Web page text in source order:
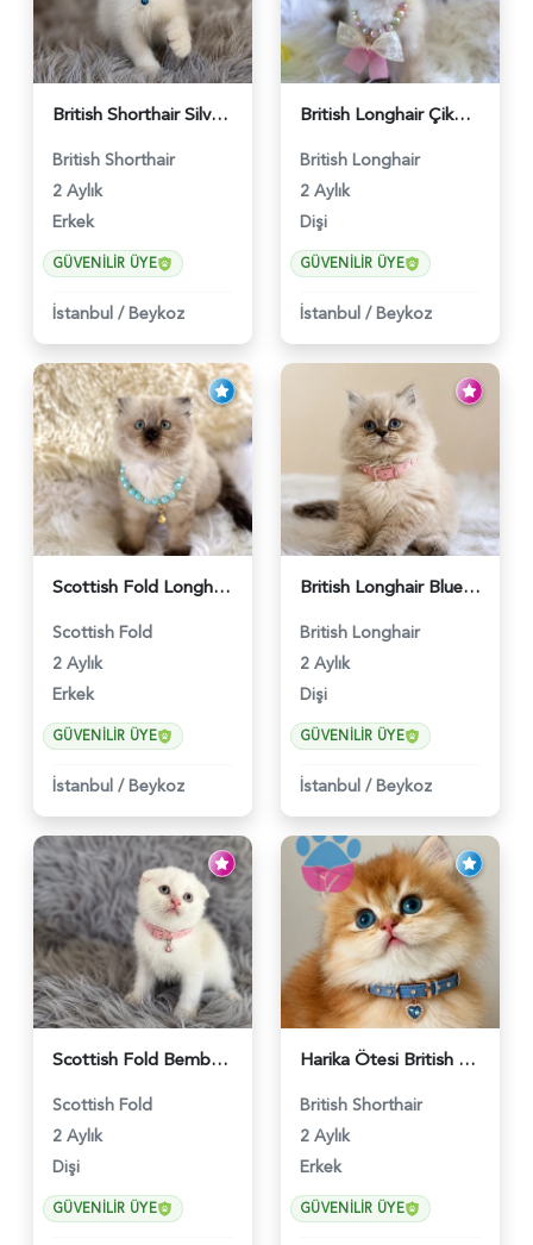
British Shorthair Silver Point Erkek 2 Aylık - 6122
British Shorthair
2 Aylık
Erkek
GÜVENILIR ÜYE
İstanbul / Beykoz
British Longhair Çikolata Nadir Renk Göz Kamaştırıcı - 6117
British Longhair
2 Aylık
Dişi
GÜVENILIR ÜYE
İstanbul / Beykoz
Scottish Fold Longhair Çikolata Erkek Yavrumuz - 6119
Scottish Fold
2 Aylık
Erkek
GÜVENILIR ÜYE
İstanbul / Beykoz
British Longhair Blue Point Afrodit Yuva Arıyor - 6118
British Longhair
2 Aylık
Dişi
GÜVENILIR ÜYE
İstanbul / Beykoz
Scottish Fold Bembeyaz Pembe Burun Yavrumuz - 6120
Scottish Fold
2 Aylık
Dişi
GÜVENILIR ÜYE
Harika Ötesi British Longhair Golden Parlayan Yıldız - 6141
British Shorthair
2 Aylık
Erkek
GÜVENILIR ÜYE